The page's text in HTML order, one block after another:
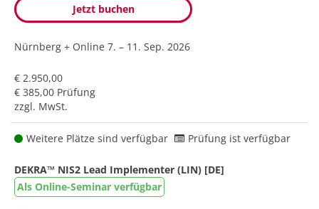
Jetzt buchen
Nürnberg + Online 7. – 11. Sep. 2026
€ 2.950,00
€ 385,00 Prüfung
zzgl. MwSt.
Weitere Plätze sind verfügbar Prüfung ist verfügbar
DEKRA™ NIS2 Lead Implementer (LIN) [DE]
Als Online-Seminar verfügbar